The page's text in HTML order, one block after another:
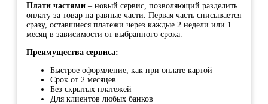
Плати частями – новый сервис, позволяющий разделить
оплату за товар на равные части. Первая часть списывается
сразу, оставшиеся платежи через каждые 2 недели или 1
месяц в зависимости от выбранного срока.
Преимущества сервиса:
Быстрое оформление, как при оплате картой
Срок от 2 месяцев
Без скрытых платежей
Для клиентов любых банков